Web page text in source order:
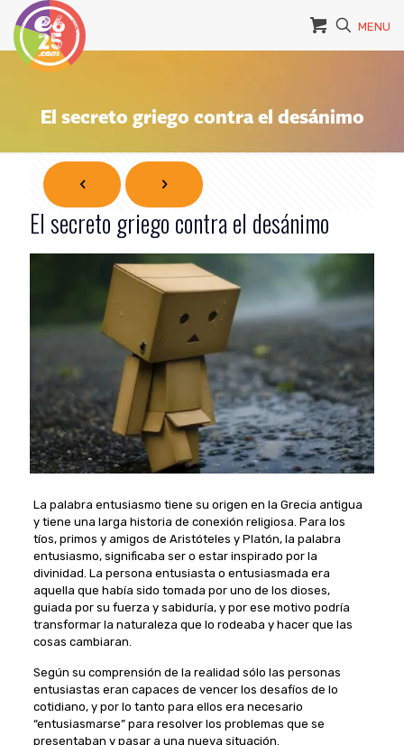
MENU
El secreto griego contra el desánimo
El secreto griego contra el desánimo
La palabra entusiasmo tiene su origen en la Grecia antigua
y tiene una larga historia de conexión religiosa. Para los
tíos, primos y amigos de Aristóteles y Platón, la palabra
entusiasmo, significaba ser o estar inspirado por la
divinidad. La persona entusiasta o entusiasmada era
aquella que había sido tomada por uno de los dioses,
guiada por su fuerza y sabiduría, y por ese motivo podría
transformar la naturaleza que lo rodeaba y hacer que las
cosas cambiaran.
Según su comprensión de la realidad sólo las personas
entusiastas eran capaces de vencer los desafíos de lo
cotidiano, y por lo tanto para ellos era necesario
“entusiasmarse” para resolver los problemas que se
presentaban y pasar a una nueva situación.